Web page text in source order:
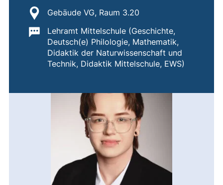
Standort:
Gebäude VG, Raum 3.20
Wichtige Informationen:
Lehramt Mittelschule (Geschichte,
Deutsch(e) Philologie, Mathematik,
Didaktik der Naturwissenschaft und
Technik, Didaktik Mittelschule, EWS)